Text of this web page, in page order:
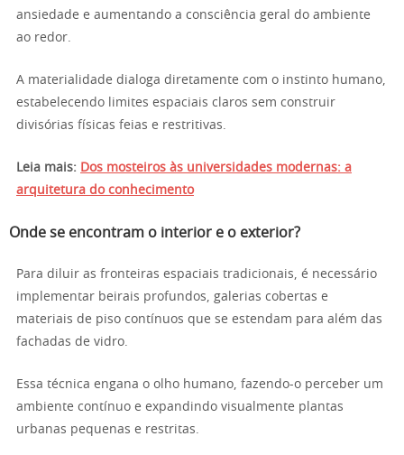
ansiedade e aumentando a consciência geral do ambiente
ao redor.
A materialidade dialoga diretamente com o instinto humano,
estabelecendo limites espaciais claros sem construir
divisórias físicas feias e restritivas.
Leia mais: Dos mosteiros às universidades modernas: a
arquitetura do conhecimento
Onde se encontram o interior e o exterior?
Para diluir as fronteiras espaciais tradicionais, é necessário
implementar beirais profundos, galerias cobertas e
materiais de piso contínuos que se estendam para além das
fachadas de vidro.
Essa técnica engana o olho humano, fazendo-o perceber um
ambiente contínuo e expandindo visualmente plantas
urbanas pequenas e restritas.